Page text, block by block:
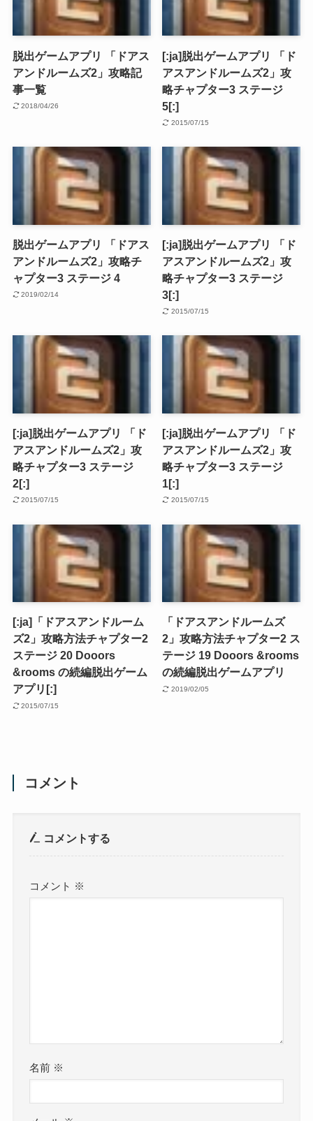
脱出ゲームアプリ 「ドアス
アンドルームズ2」攻略記
事一覧
2018/04/26
[:ja]脱出ゲームアプリ 「ド
アスアンドルームズ2」攻
略チャプター3 ステージ
5[:]
2015/07/15
脱出ゲームアプリ 「ドアス
アンドルームズ2」攻略チ
ャプター3 ステージ 4
2019/02/14
[:ja]脱出ゲームアプリ 「ド
アスアンドルームズ2」攻
略チャプター3 ステージ
3[:]
2015/07/15
[:ja]脱出ゲームアプリ 「ド
アスアンドルームズ2」攻
略チャプター3 ステージ
2[:]
2015/07/15
[:ja]脱出ゲームアプリ 「ド
アスアンドルームズ2」攻
略チャプター3 ステージ
1[:]
2015/07/15
[:ja]「ドアスアンドルーム
ズ2」攻略方法チャプター2
ステージ 20 Dooors
&rooms の続編脱出ゲーム
アプリ[:]
2015/07/15
「ドアスアンドルームズ
2」攻略方法チャプター2 ス
テージ 19 Dooors &rooms
の続編脱出ゲームアプリ
2019/02/05
コメント
コメントする
コメント ※
名前 ※